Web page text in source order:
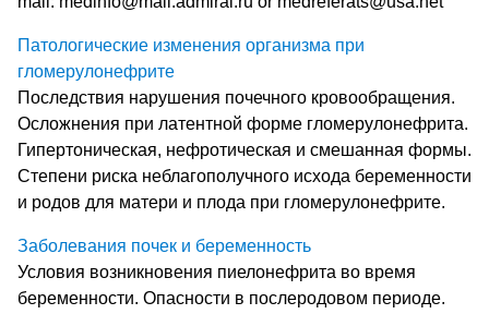
Патологические изменения организма при
гломерулонефрите
Последствия нарушения почечного кровообращения.
Осложнения при латентной форме гломерулонефрита.
Гипертоническая, нефротическая и смешанная формы.
Степени риска неблагополучного исхода беременности
и родов для матери и плода при гломерулонефрите.
Заболевания почек и беременность
Условия возникновения пиелонефрита во время
беременности. Опасности в послеродовом периоде.